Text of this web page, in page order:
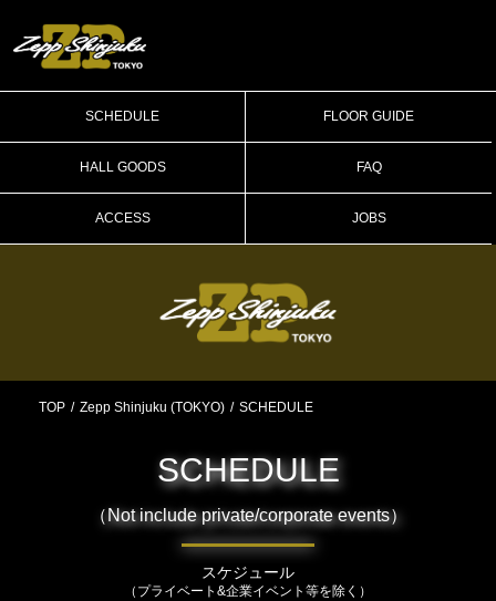
SCHEDULE FLOOR GUIDE
HALL GOODS FAQ
ACCESS JOBS
TOP Zepp Shinjuku (TOKYO) SCHEDULE
SCHEDULE
（Not include private/corporate events）
スケジュール
（プライベート&企業イベント等を除く）